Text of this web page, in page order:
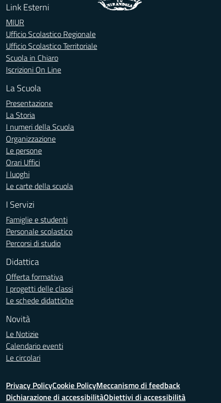
Link Esterni
MIUR
Ufficio Scolastico Regionale
Ufficio Scolastico Territoriale
Scuola in Chiaro
Iscrizioni On Line
La Scuola
Presentazione
La Storia
I numeri della Scuola
Organizzazione
Le persone
Orari Uffici
I luoghi
Le carte della scuola
I Servizi
Famiglie e studenti
Personale scolastico
Percorsi di studio
Didattica
Offerta formativa
I progetti delle classi
Le schede didattiche
Novità
Le Notizie
Calendario eventi
Le circolari
Privacy PolicyCookie PolicyMeccanismo di feedback
Dichiarazione di accessibilitàObiettivi di accessibilità